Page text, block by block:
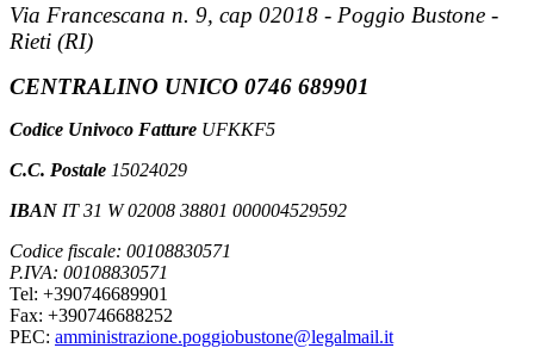
Via Francescana n. 9, cap 02018 - Poggio Bustone -
Rieti (RI)
CENTRALINO UNICO 0746 689901
Codice Univoco Fatture UFKKF5
C.C. Postale 15024029
IBAN IT 31 W 02008 38801 000004529592
Codice fiscale: 00108830571
P.IVA: 00108830571
Tel: +390746689901
Fax: +390746688252
PEC: amministrazione.poggiobustone@legalmail.it